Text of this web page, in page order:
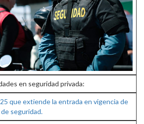
en seguridad privada:
que extiende la entrada en vigencia de
seguridad.